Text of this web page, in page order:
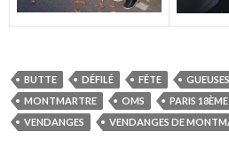
BUTTE DÉFILÉ FÊTE
MONTMARTRE
OMS PARIS 18ÈME
VENDANGES
VENDANGES DE